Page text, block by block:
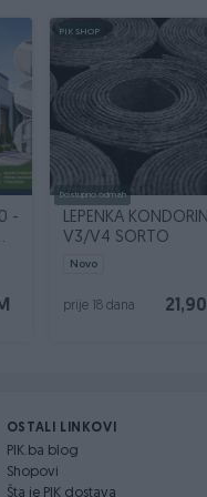
-
PIK SHOP
Dostupno odmah
LEPENKA KONDORIN
V3/V4 SORTO
Novo
prije 18 dana
OSTALI LINKOVI
PIK.ba blog
Shopovi
Šta je PIK dostava